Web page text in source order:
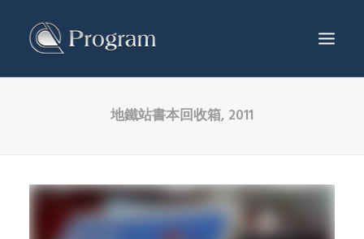
最新消息
地鐵站書本回收箱, 2011